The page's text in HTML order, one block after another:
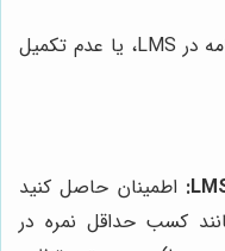
تنظیمات نادرست صدور گواهینامه در LMS، یا عدم تکمیل
اطمینان حاصل کنید
کسب حداقل نمره در